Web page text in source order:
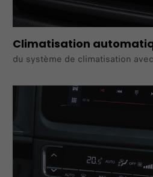
Climatisation
du système de climatisation
l'air,
la distribution de l'air et la
système
offre une distribution d'air via 7
fonction «Max A/C» pour
refroidissement